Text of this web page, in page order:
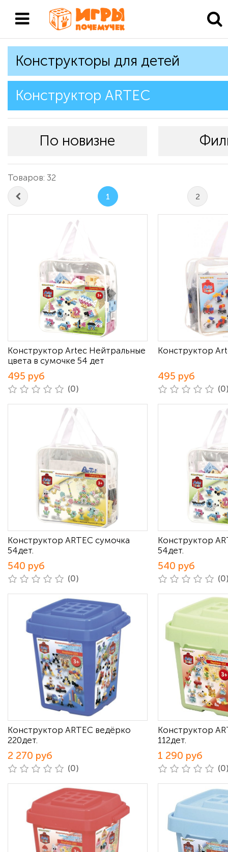
Конструкторы для детей
Конструктор ARTEC
По новизне
Товаров: 32
1 2
Конструктор Artec Нейтральные
цвета в сумочке 54 дет
495 руб
(0)
Конструктор
495 руб
Конструктор ARTEC сумочка
54дет.
540 руб
(0)
Конструктор
54дет.
540 руб
Конструктор ARTEC ведёрко
220дет.
2 270 руб
(0)
Конструктор
112дет.
1 290 руб